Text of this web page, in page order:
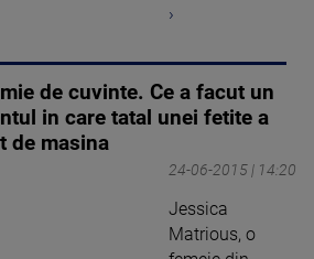
›
de cuvinte. Ce a facut un
in care tatal unei fetite a
de masina
24-06-2015 | 14:20
Jessica
Matrious, o